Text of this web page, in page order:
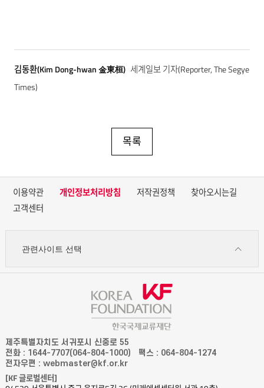
김동환(Kim Dong-hwan 金東桓) 세계일보 기자(Reporter, The Segye
Times)
목록
이용약관 개인정보처리방침 저작권정책
찾아오시는길
고객센터
관련사이트 선택
제주특별자치도 서귀포시 신중로 55
전화 : 1644-7707(064-804-1000)
팩스 : 064-804-1274
전자우편 : webmaster@kf.or.kr
[KF 글로벌센터]